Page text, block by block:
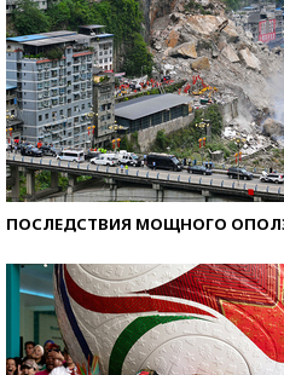
ПОСЛЕДСТВИЯ МОЩНОГО